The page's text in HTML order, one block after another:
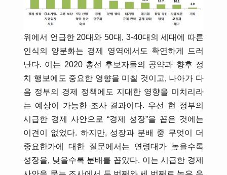
위에서 언급한 20대와 50대, 3-40대의 세대에 따른
인식의 양분화는 경제 영역에서도 확연하게 드러
난다. 이는 2020 총선 후보자들의 공약과 향후 정
치 행보에도 중요한 영향을 미칠 것이고, 나아가 다
음 정부의 경제 정책에도 지대한 영향을 미치리라
는 예상이 가능한 조사 결과이다. 우선 현 정부의
시급한 경제 사안으로 “경제 성장”을 꼽은 것에는
이견이 없었다. 하지만, 성장과 분배 중 무엇이 더
중요한가에 대한 질문에서는 연령대가 높을수록
성장을, 낮을수록 분배를 꼽았다. 이는 시급한 경제